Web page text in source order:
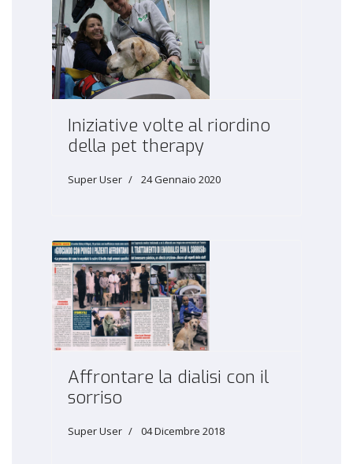
Iniziative volte al riordino
della pet therapy
Super User 24 Gennaio 2020
Affrontare la dialisi con il
sorriso
Super User 04 Dicembre 2018